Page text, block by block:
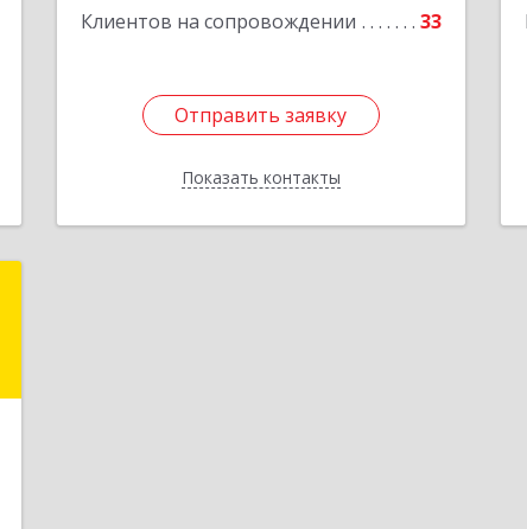
Клиентов на сопровождении 33
Отправить заявку
Показать контакты
Подробнее
Отправить заявку
Назад